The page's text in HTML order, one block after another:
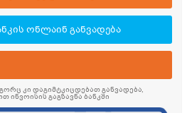
ონლაინ განვადება
კი დაგიმტკიცდებათ განვადება,
გაგზავნა ბანკში